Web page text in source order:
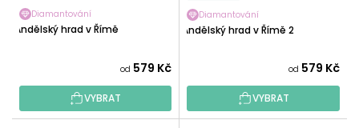
K
T
Diamantování
Andělský hrad v Římě
od 579 Kč
VYBRAT
Diamantování
Andělský hrad v Římě 2
od 579 Kč
VYBRAT